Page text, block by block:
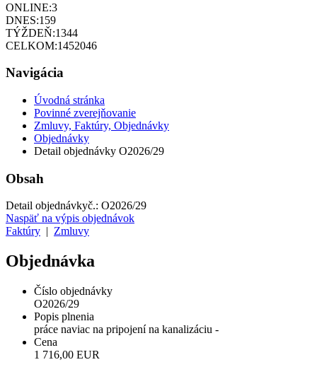
ONLINE:3
DNES:159
TÝŽDEŇ:1344
CELKOM:1452046
Navigácia
Úvodná stránka
Povinné zverejňovanie
Zmluvy, Faktúry, Objednávky
Objednávky
Detail objednávky O2026/29
Obsah
Detail objednávkyč.: O2026/29
Naspäť na výpis objednávok
Faktúry
Zmluvy
Objednávka
Číslo objednávky
O2026/29
Popis plnenia
práce naviac na pripojení na kanalizáciu -
Cena
1 716,00 EUR